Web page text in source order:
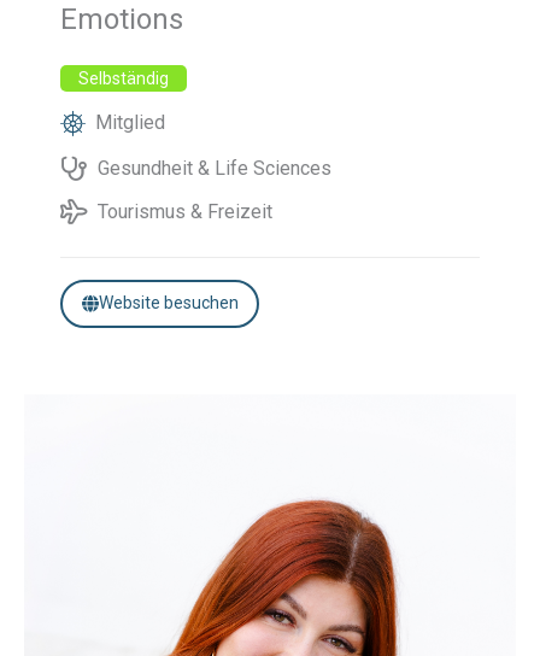
Emotions
Selbständig
Mitglied
Gesundheit & Life Sciences
Tourismus & Freizeit
Website besuchen